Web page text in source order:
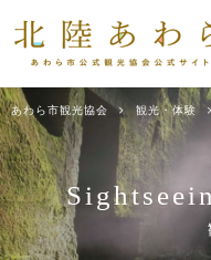
あわら市観光協会 観光・体験